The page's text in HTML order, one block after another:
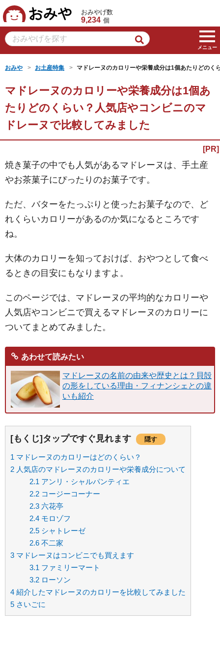
おみや
おみやげ数
9,234 個
メニュー
おみや お土産特集 マドレーヌのカロリーや栄養成分は1個あたりどの
マドレーヌのカロリーや栄養成分は1個あ
たりどのくらい？人気店やコンビニのマ
ドレーヌで比較してみました
焼き菓子の中でも人気があるマドレーヌは、手土産
やお茶菓子にぴったりのお菓子です。
ただ、バターをたっぷりと使ったお菓子なので、ど
れくらいカロリーがあるのか気になるところです
ね。
大体のカロリーを知っておけば、おやつとして食べ
るときの目安にもなりますよ。
このページでは、マドレーヌの平均的なカロリーや
人気店やコンビニで買えるマドレーヌのカロリーに
ついてまとめてみました。
あわせて読みたい
マドレーヌの名前の由来や歴史とは？貝殻
の形をしている理由・フィナンシェとの違
いも紹介
[もくじ]タップですぐ見れます 隠す
1 マドレーヌのカロリーはどのくらい？
2 人気店のマドレーヌのカロリーや栄養成分について
2.1 アンリ・シャルパンティエ
2.2コージーコーナー
2.3六花亭
2.4モロゾフ
2.5シャトレーゼ
2.6不二家
3 マドレーヌはコンビニでも買えます
3.1 ファミリーマート
3.2ローソン
4 紹介したマドレーヌのカロリーを比較してみました
5 さいごに